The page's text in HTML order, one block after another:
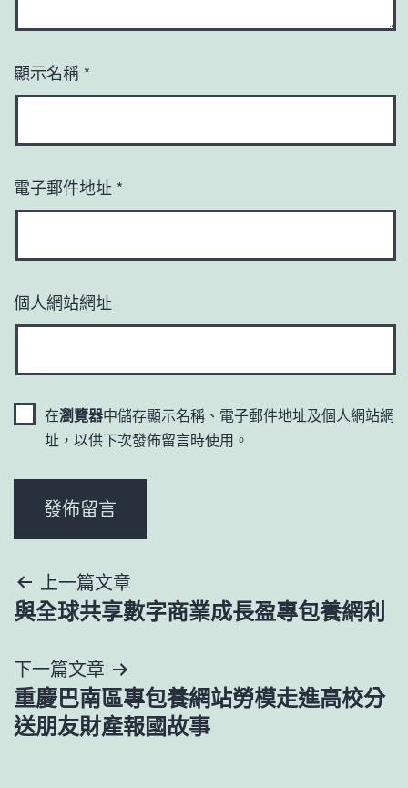
顯示名稱 *
電子郵件地址 *
個人網站網址
在瀏覽器中儲存顯示名稱、電子郵件地址及個人網站網
址，以供下次發佈留言時使用。
文
章
導
覽
上一篇文章
與全球共享數字商業成長盈專包養網利
下一篇文章
重慶巴南區專包養網站勞模走進高校分
送朋友財產報國故事